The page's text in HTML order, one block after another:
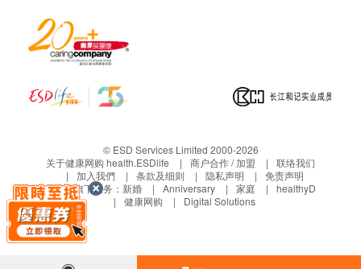
© ESD Services Limited 2000-2026
关于健康网购 health.ESDlife
商户合作 / 加盟
联络我们
加入我們
条款及细则 隐私声明
免责声明
生活易旗下业务： 新婚 Anniversary 家庭
healthyD
健康网购
Digital Solutions